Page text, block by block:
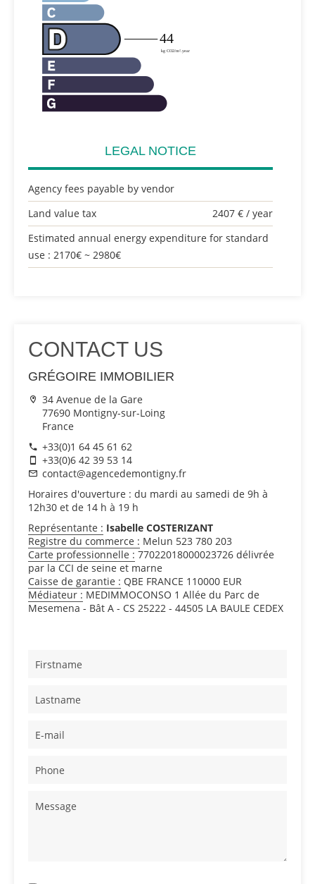
LEGAL NOTICE
Agency fees payable by vendor
Land value tax
2407 € / year
Estimated annual energy expenditure for standard
use : 2170€ ~ 2980€
CONTACT US
GRÉGOIRE IMMOBILIER
34 Avenue de la Gare
77690 Montigny-sur-Loing
France
+33(0)1 64 45 61 62
+33(0)6 42 39 53 14
contact@agencedemontigny.fr
Horaires d'ouverture : du mardi au samedi de 9h à
12h30 et de 14 h à 19 h
Représentante : Isabelle COSTERIZANT
Registre du commerce : Melun 523 780 203
Carte professionnelle : 77022018000023726 délivrée
par la CCI de seine et marne
Caisse de garantie : QBE FRANCE 110000 EUR
Médiateur : MEDIMMOCONSO 1 Allée du Parc de
Mesemena - Bât A - CS 25222 - 44505 LA BAULE CEDEX